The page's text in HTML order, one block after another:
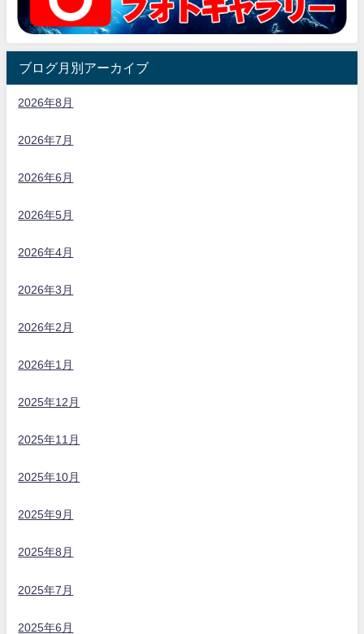
ブログ月別アーカイブ
2026年8月
2026年7月
2026年6月
2026年5月
2026年4月
2026年3月
2026年2月
2026年1月
2025年12月
2025年11月
2025年10月
2025年9月
2025年8月
2025年7月
2025年6月